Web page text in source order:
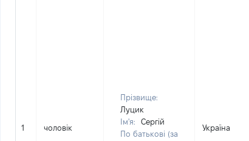
1 чоловік
Прізвище:
Луцик
Ім'я:
Сергій
По батькові (за
Україна